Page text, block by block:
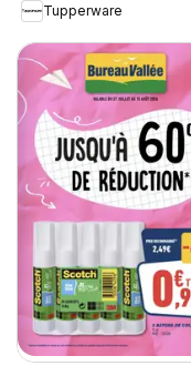
Tupperware